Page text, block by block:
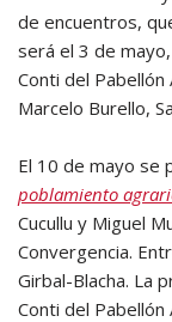
de encuentros,
será el 3 de
Conti del Pabellón
Marcelo Burello,
El 10 de mayo se
poblamiento
Cucullu y Miguel
Convergencia.
Girbal-Blacha. La
Conti del Pabellón